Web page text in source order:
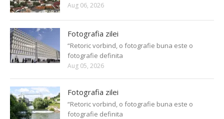
Aug 06, 2026
Fotografia zilei
“Retoric vorbind, o fotografie buna este o
fotografie definita
Aug 05, 2026
Fotografia zilei
“Retoric vorbind, o fotografie buna este o
fotografie definita